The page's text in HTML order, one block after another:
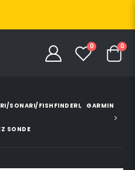
0 0
SONARI/FISHFINDERI, GARMIN
SONDE